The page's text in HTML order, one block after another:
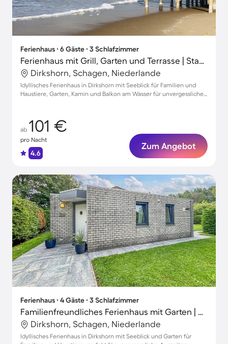
Ferienhaus ∙ 6 Gäste ∙ 3 Schlafzimmer
Ferienhaus mit Grill, Garten und Terrasse | Stadtblick
Dirkshorn, Schagen, Niederlande
Idyllisches Ferienhaus in Dirkshorn mit Seeblick für Familien und
Haustiere, Garten, Kamin und Balkon am Wasser für unvergessliche
ab 101 €
pro Nacht
4.6
Zum Angebot
Ferienhaus ∙ 4 Gäste ∙ 3 Schlafzimmer
Familienfreundliches Ferienhaus mit Garten | Seeblick | Hunde erlaubt
Dirkshorn, Schagen, Niederlande
Idyllisches Ferienhaus in Dirkshorn mit Seeblick und Garten für